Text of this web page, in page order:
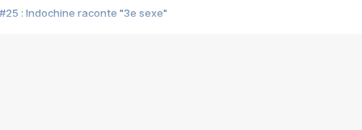
#25 : Indochine raconte "3e sexe"